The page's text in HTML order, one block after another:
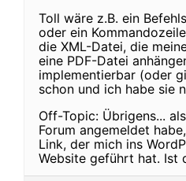
Toll wäre z.B. ein
oder ein
die XML-Datei, die
eine PDF-Datei
implementierbar (oder
schon und ich habe sie
Off-Topic: Übrigens...
Forum angemeldet
Link, der mich ins
Website geführt hat. Ist